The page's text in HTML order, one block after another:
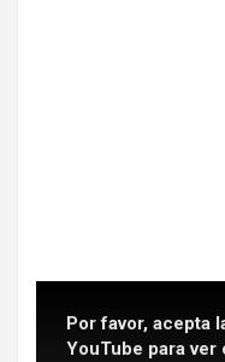
Por favor, acepta
YouTube para ver